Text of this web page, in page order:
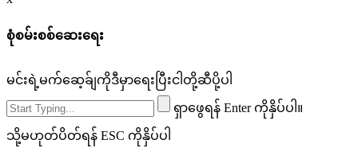
စုံစမ်းစစ်ဆေးရေး
မင်းရဲ့မက်ဆေ့ခ်ျကိုဒီမှာရေးပြီးငါတို့ဆီပို့ပါ
ရှာဖွေရန် Enter ကိုနှိပ်ပါ။
သို့မဟုတ်ပိတ်ရန် ESC ကိုနှိပ်ပါ